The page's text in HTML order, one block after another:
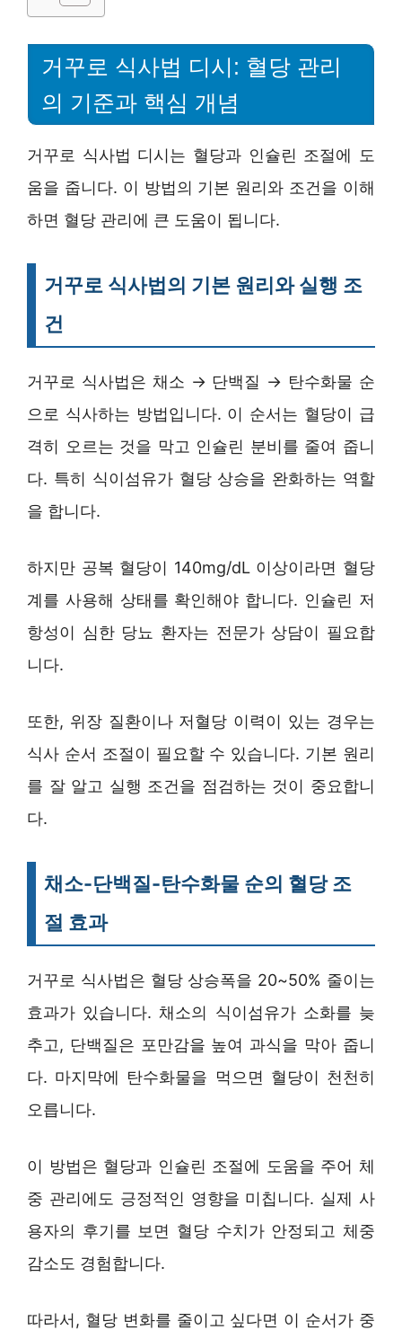
거꾸로 식사법 디시: 혈당 관리
의 기준과 핵심 개념
거꾸로 식사법 디시는 혈당과 인슐린 조절에 도
움을 줍니다. 이 방법의 기본 원리와 조건을 이해
하면 혈당 관리에 큰 도움이 됩니다.
거꾸로 식사법의 기본 원리와 실행 조
건
거꾸로 식사법은 채소 → 단백질 → 탄수화물 순
으로 식사하는 방법입니다. 이 순서는 혈당이 급
격히 오르는 것을 막고 인슐린 분비를 줄여 줍니
다. 특히 식이섬유가 혈당 상승을 완화하는 역할
을 합니다.
하지만 공복 혈당이 140mg/dL 이상이라면 혈당
계를 사용해 상태를 확인해야 합니다. 인슐린 저
항성이 심한 당뇨 환자는 전문가 상담이 필요합
니다.
또한, 위장 질환이나 저혈당 이력이 있는 경우는
식사 순서 조절이 필요할 수 있습니다. 기본 원리
를 잘 알고 실행 조건을 점검하는 것이 중요합니
다.
채소-단백질-탄수화물 순의 혈당 조
절 효과
거꾸로 식사법은 혈당 상승폭을 20~50% 줄이는
효과가 있습니다. 채소의 식이섬유가 소화를 늦
추고, 단백질은 포만감을 높여 과식을 막아 줍니
다. 마지막에 탄수화물을 먹으면 혈당이 천천히
오릅니다.
이 방법은 혈당과 인슐린 조절에 도움을 주어 체
중 관리에도 긍정적인 영향을 미칩니다. 실제 사
용자의 후기를 보면 혈당 수치가 안정되고 체중
감소도 경험합니다.
따라서, 혈당 변화를 줄이고 싶다면 이 순서가 중